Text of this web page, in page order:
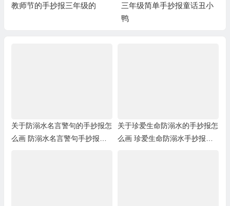
教师节的手抄报三年级的
三年级简单手抄报童话丑小
鸭
关于防溺水名言警句的手抄报怎
么画 防溺水名言警句手抄报模
关于珍爱生命防溺水的手抄报怎
么画 珍爱生命防溺水手抄报框